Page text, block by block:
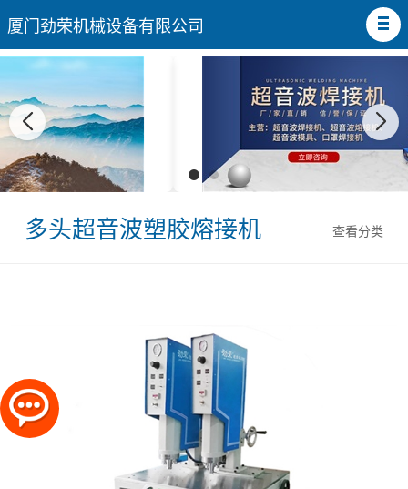
厦门劲荣机械设备有限公司
查看分类
多头超音波塑胶熔接机